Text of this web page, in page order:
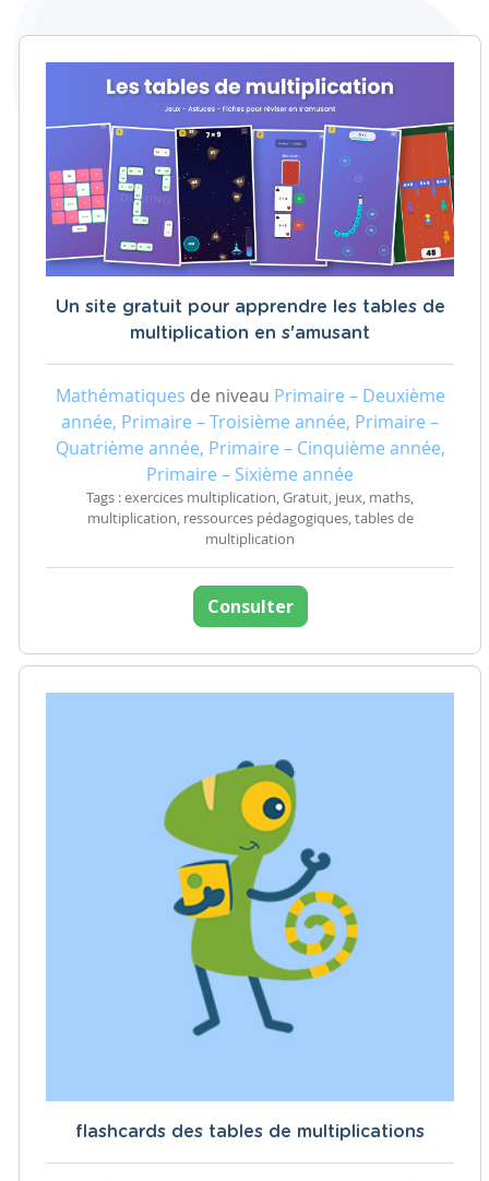
Un site gratuit pour apprendre les tables de
multiplication en s'amusant
Mathématiques de niveau Primaire – Deuxième
année, Primaire – Troisième année, Primaire –
Quatrième année, Primaire – Cinquième année,
Primaire – Sixième année
Tags : exercices multiplication, Gratuit, jeux, maths,
multiplication, ressources pédagogiques, tables de
multiplication
Consulter
flashcards des tables de multiplications